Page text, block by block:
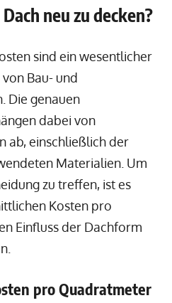
neu zu decken?
sind ein wesentlicher
Bau- und
Die genauen
dabei von
ab, einschließlich der
Materialien. Um
zu treffen, ist es
Kosten pro
Einfluss der Dachform
pro Quadratmeter